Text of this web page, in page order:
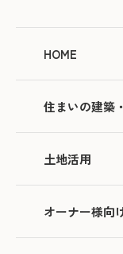
HOME
住まいの建築
土地活用
オーナー様向